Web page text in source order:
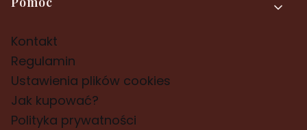
Kontakt
Regulamin
Ustawienia plików cookies
Jak kupować?
Polityka prywatności